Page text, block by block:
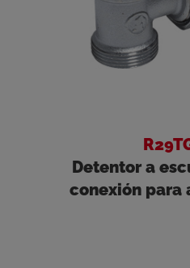
Detentor a
conexión para